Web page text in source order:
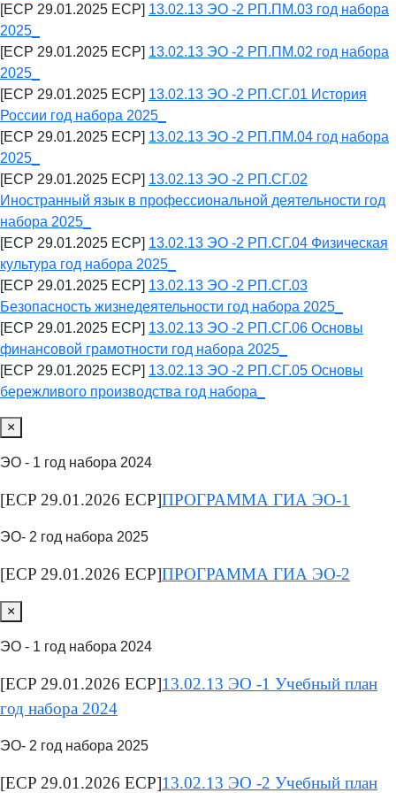
[ECP 29.01.2025 ECP] 13.02.13 ЭО -2 РП.ПМ.03 год набора
2025_
[ECP 29.01.2025 ECP] 13.02.13 ЭО -2 РП.ПМ.02 год набора
2025_
[ECP 29.01.2025 ECP] 13.02.13 ЭО -2 РП.СГ.01 История
России год набора 2025_
[ECP 29.01.2025 ECP] 13.02.13 ЭО -2 РП.ПМ.04 год набора
2025_
[ECP 29.01.2025 ECP] 13.02.13 ЭО -2 РП.СГ.02
Иностранный язык в профессиональной деятельности год
набора 2025_
[ECP 29.01.2025 ECP] 13.02.13 ЭО -2 РП.СГ.04 Физическая
культура год набора 2025_
[ECP 29.01.2025 ECP] 13.02.13 ЭО -2 РП.СГ.03
Безопасность жизнедеятельности год набора 2025_
[ECP 29.01.2025 ECP] 13.02.13 ЭО -2 РП.СГ.06 Основы
финансовой грамотности год набора 2025_
[ECP 29.01.2025 ECP] 13.02.13 ЭО -2 РП.СГ.05 Основы
бережливого производства год набора_
×
ЭО - 1 год набора 2024
[ECP 29.01.2026 ECP]ПРОГРАММА ГИА ЭО-1
ЭО- 2 год набора 2025
[ECP 29.01.2026 ECP]ПРОГРАММА ГИА ЭО-2
×
ЭО - 1 год набора 2024
[ECP 29.01.2026 ECP]13.02.13 ЭО -1 Учебный план
год набора 2024
ЭО- 2 год набора 2025
[ECP 29.01.2026 ECP]13.02.13 ЭО -2 Учебный план